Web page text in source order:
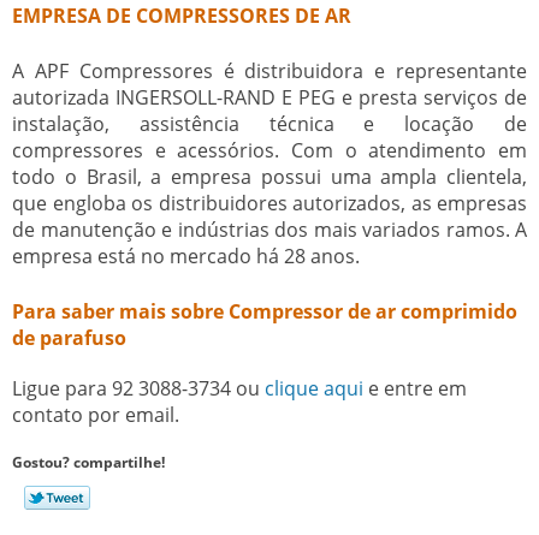
EMPRESA DE COMPRESSORES DE AR
A APF Compressores é distribuidora e representante
autorizada INGERSOLL-RAND E PEG e presta serviços de
instalação, assistência técnica e locação de
compressores e acessórios. Com o atendimento em
todo o Brasil, a empresa possui uma ampla clientela,
que engloba os distribuidores autorizados, as empresas
de manutenção e indústrias dos mais variados ramos. A
empresa está no mercado há 28 anos.
Para saber mais sobre Compressor de ar comprimido
de parafuso
Ligue para 92 3088-3734 ou clique aqui e entre em
contato por email.
Gostou? compartilhe!